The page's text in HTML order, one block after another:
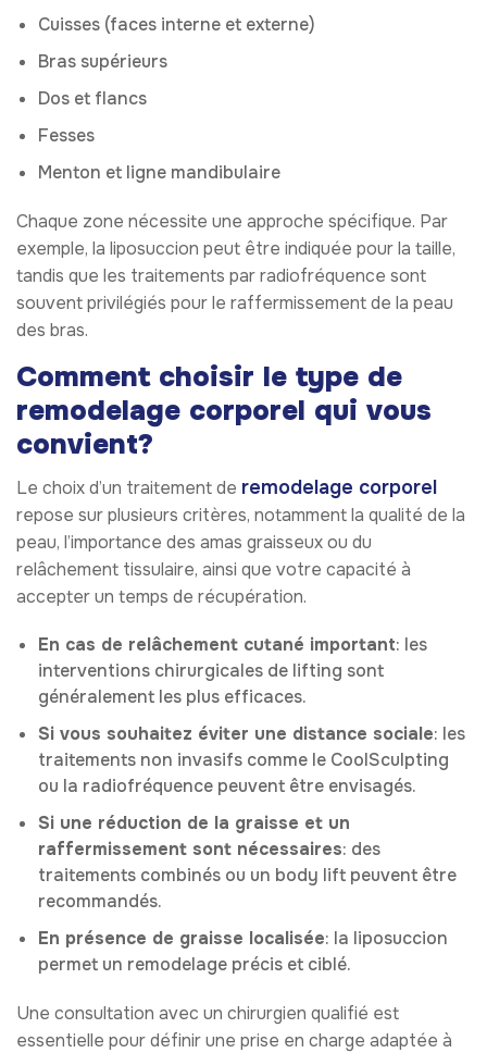
Cuisses (faces interne et externe)
Bras supérieurs
Dos et flancs
Fesses
Menton et ligne mandibulaire
Chaque zone nécessite une approche spécifique. Par
exemple, la liposuccion peut être indiquée pour la taille,
tandis que les traitements par radiofréquence sont
souvent privilégiés pour le raffermissement de la peau
des bras.
Comment choisir le type de
remodelage corporel qui vous
convient?
Le choix d’un traitement de remodelage corporel
repose sur plusieurs critères, notamment la qualité de la
peau, l’importance des amas graisseux ou du
relâchement tissulaire, ainsi que votre capacité à
accepter un temps de récupération.
En cas de relâchement cutané important: les
interventions chirurgicales de lifting sont
généralement les plus efficaces.
Si vous souhaitez éviter une distance sociale: les
traitements non invasifs comme le CoolSculpting
ou la radiofréquence peuvent être envisagés.
Si une réduction de la graisse et un
raffermissement sont nécessaires: des
traitements combinés ou un body lift peuvent être
recommandés.
En présence de graisse localisée: la liposuccion
permet un remodelage précis et ciblé.
Une consultation avec un chirurgien qualifié est
essentielle pour définir une prise en charge adaptée à